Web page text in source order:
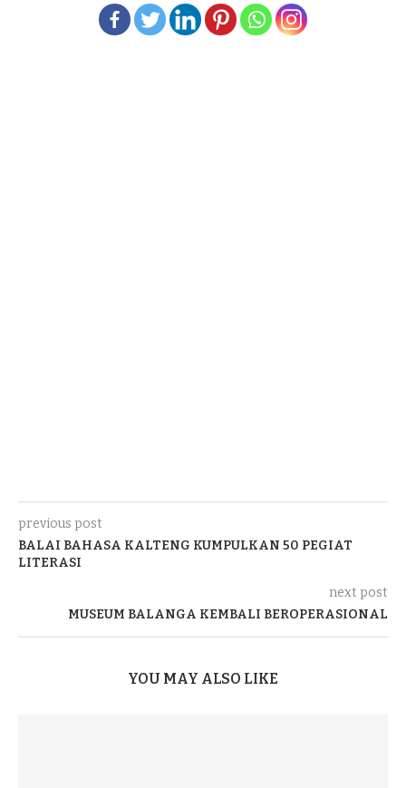
previous post
BALAI BAHASA KALTENG KUMPULKAN 50 PEGIAT
LITERASI
next post
MUSEUM BALANGA KEMBALI BEROPERASIONAL
YOU MAY ALSO LIKE